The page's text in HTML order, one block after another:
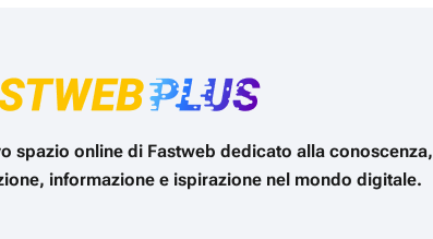
spazio online di Fastweb dedicato alla conoscenza,
informazione e ispirazione nel mondo digitale.